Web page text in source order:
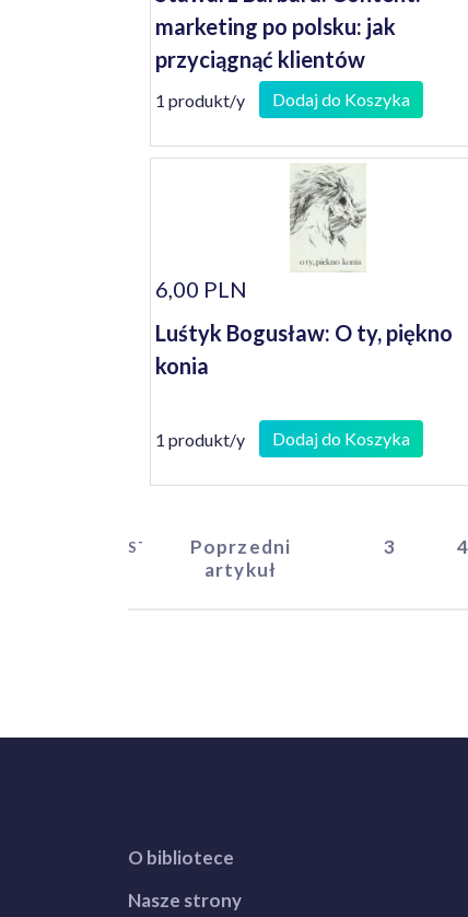
marketing po polsku: jak
przyciągnąć klientów
1 produkt/y Dodaj do Koszyka
6,00 PLN
Luśtyk Bogusław: O ty, piękno
konia
1 produkt/y Dodaj do Koszyka
START
Poprzedni
artykuł
3 4
O bibliotece
Nasze strony